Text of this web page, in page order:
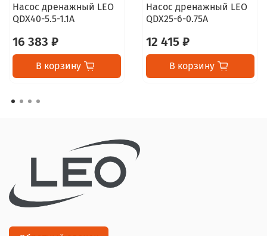
Насос дренажный LEO
QDX40-5.5-1.1A
16 383 ₽
В корзину
Насос дренажный LEO
QDX25-6-0.75A
12 415 ₽
В корзину